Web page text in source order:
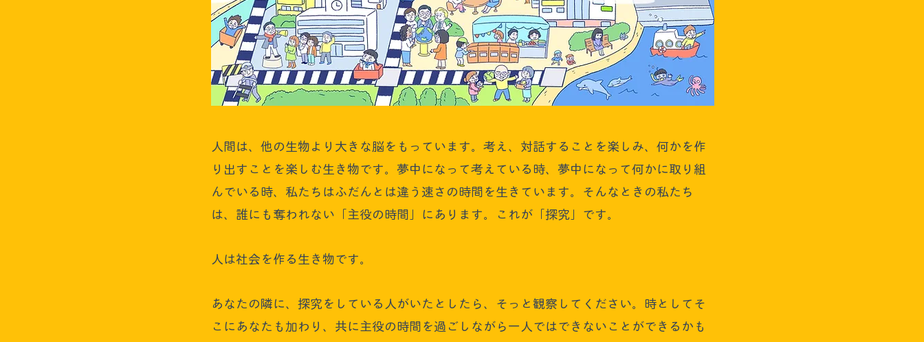
人間は、他の生物より大きな脳をもっています。考え、対話することを楽しみ、何かを作
り出すことを楽しむ生き物です。夢中になって考えている時、夢中になって何かに取り組
んでいる時、私たちはふだんとは違う速さの時間を生きています。そんなときの私たち
は、誰にも奪われない「主役の時間」にあります。これが「探究」です。
人は社会を作る生き物です。
あなたの隣に、探究をしている人がいたとしたら、そっと観察してください。時としてそ
こにあなたも加わり、共に主役の時間を過ごしながら一人ではできないことができるかも